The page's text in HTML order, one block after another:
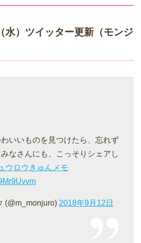
水）ツイッター更新（モンジ
いいものを見つけたら、忘れず
なさんにも、こっそりシェアし
ウロウきゅんメモ
(@m_monjuro) 2018年9月12日